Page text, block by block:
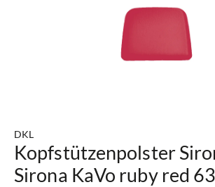
DKL
Kopfstützenpolster
Sirona KaVo ruby red 63